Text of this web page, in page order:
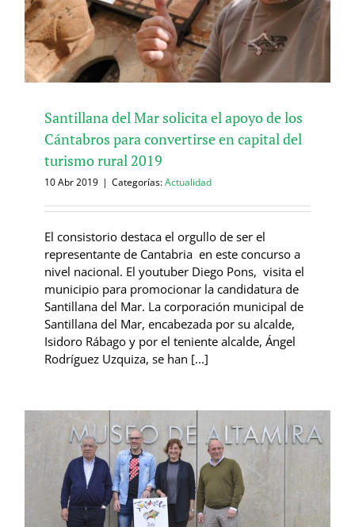
Santillana del Mar solicita el apoyo de los
Cántabros para convertirse en capital del
turismo rural 2019
10 Abr 2019 | Categorías:Actualidad
El consistorio destaca el orgullo de ser el
representante de Cantabria en este concurso a
nivel nacional. El youtuber Diego Pons, visita el
municipio para promocionar la candidatura de
Santillana del Mar. La corporación municipal de
Santillana del Mar, encabezada por su alcalde,
Isidoro Rábago y por el teniente alcalde, Ángel
Rodríguez Uzquiza, se han [...]